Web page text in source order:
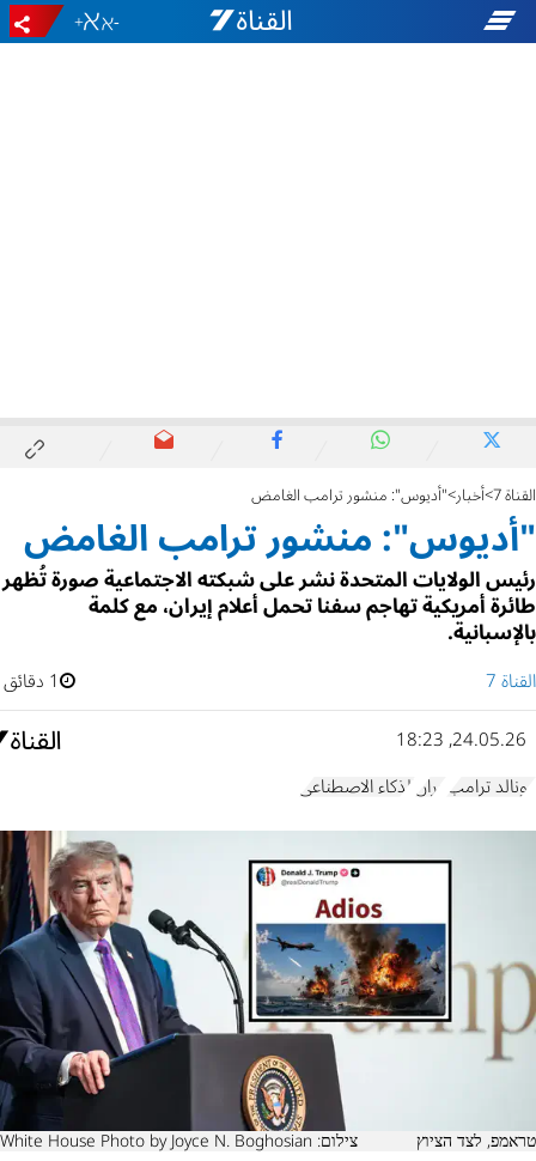
-
+
القناة 7 أخبار "أديوس": منشور ترامب الغامض
"أديوس": منشور ترامب الغامض
رئيس الولايات المتحدة نشر على شبكته الاجتماعية صورة تُظهر
طائرة أمريكية تهاجم سفنا تحمل أعلام إيران، مع كلمة
بالإسبانية.
القناة 7
1 دقائق
24.05.26, 18:23
دونالد ترامب إيرانالذكاء الاصطناعي
טראמפ, לצד הציוץ צילום: White House Photo by Joyce N. Boghosian